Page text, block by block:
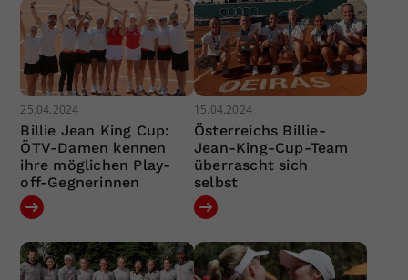
25.04.2024
Billie Jean King Cup:
ÖTV-Damen kennen
ihre möglichen Play-
off-Gegnerinnen
15.04.2024
Österreichs Billie-
Jean-King-Cup-Team
überrascht sich
selbst